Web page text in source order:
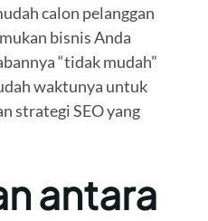
calon pelanggan
bisnis Anda
“tidak mudah”
waktunya untuk
strategi SEO yang
antara